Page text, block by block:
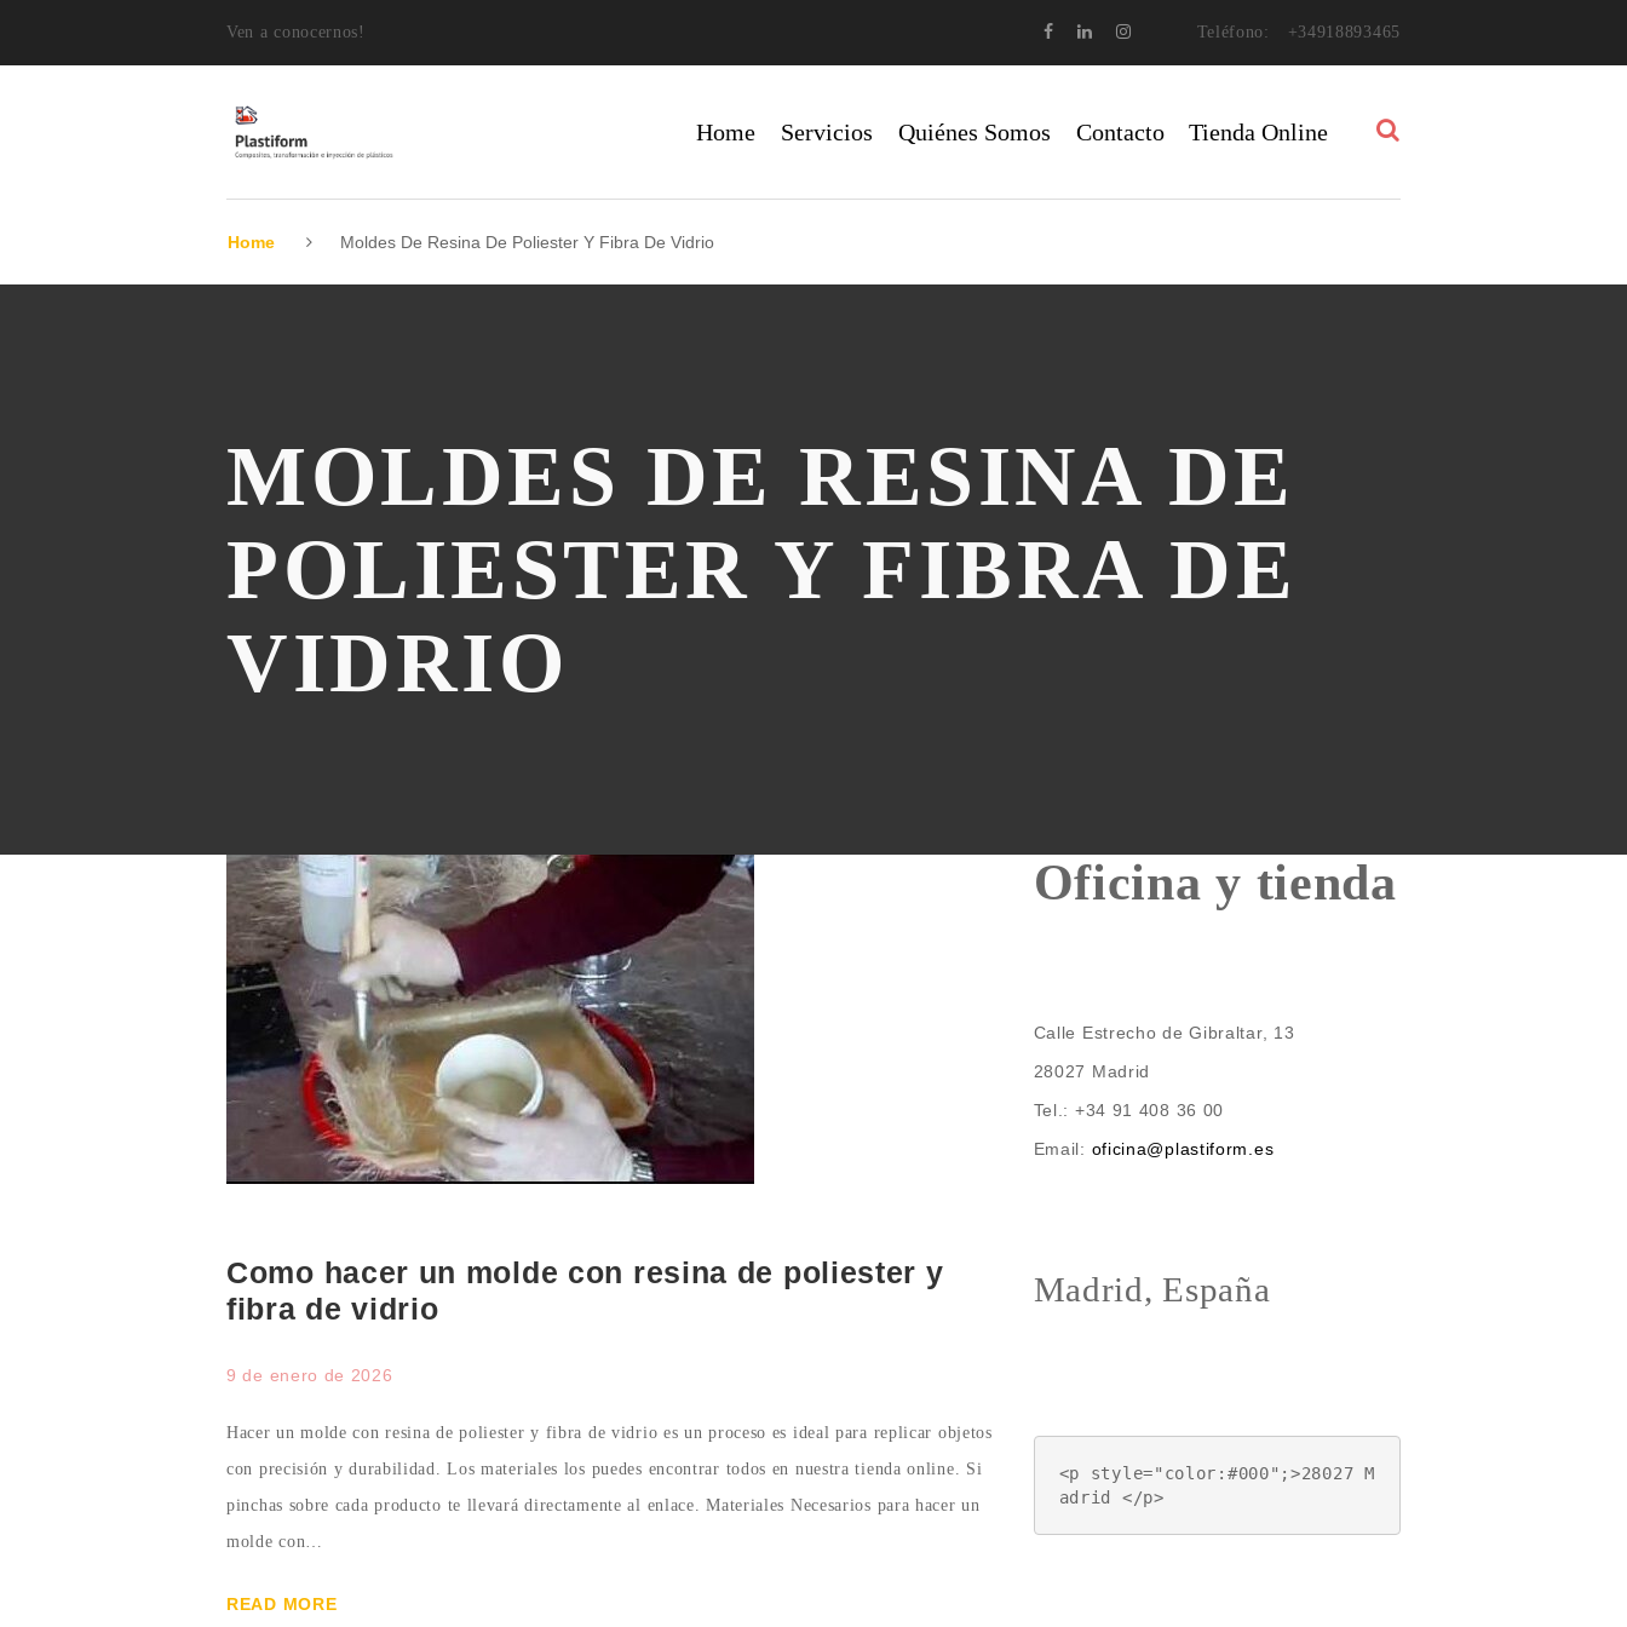
Ven a conocernos! Teléfono: +34918893465
Home Servicios Quiénes Somos Contacto Tienda Online
Home Moldes De Resina De Poliester Y Fibra De Vidrio
MOLDES DE RESINA DE
POLIESTER Y FIBRA DE
VIDRIO
Como hacer un molde con resina de poliester y
fibra de vidrio
9 de enero de 2026
Hacer un molde con resina de poliester y fibra de vidrio es un proceso es ideal para replicar objetos
con precisión y durabilidad. Los materiales los puedes encontrar todos en nuestra tienda online. Si
pinchas sobre cada producto te llevará directamente al enlace. Materiales Necesarios para hacer un
molde con…
READ MORE
Oficina y tienda
Calle Estrecho de Gibraltar, 13
28027 Madrid
Tel.: +34 91 408 36 00
Email: oficina@plastiform.es
Madrid, España
<p style="color:#000";>28027 M
adrid </p>